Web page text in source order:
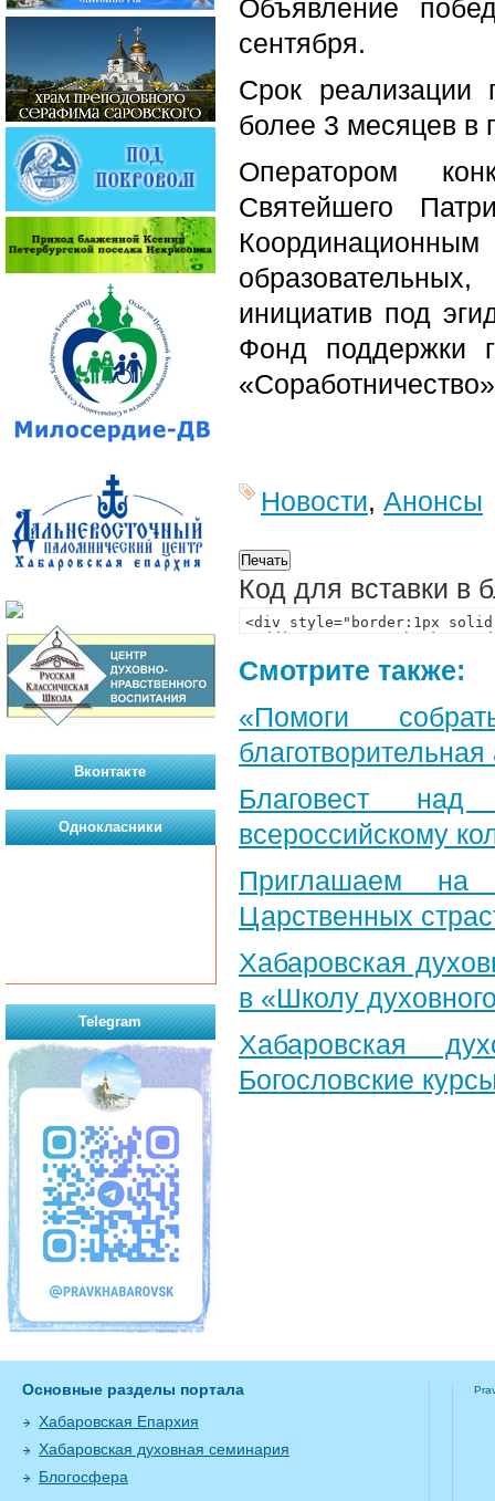
Объявление
сентября.
Срок реализации
более 3 месяцев в
Оператором
Святейшего
инициатив под
Фонд поддержки
Новости, Анонсы
Код для вставки в
Смотрите также:
«Помоги
Благовест
всероссийскому
Приглашаем на
Царственных
Хабаровская
в «Школу
Хабаровская
Богословские
Вконтакте
Однокласники
Telegram
Основные разделы портала
Хабаровская Епархия
Хабаровская духовная семинария
Блогосфера